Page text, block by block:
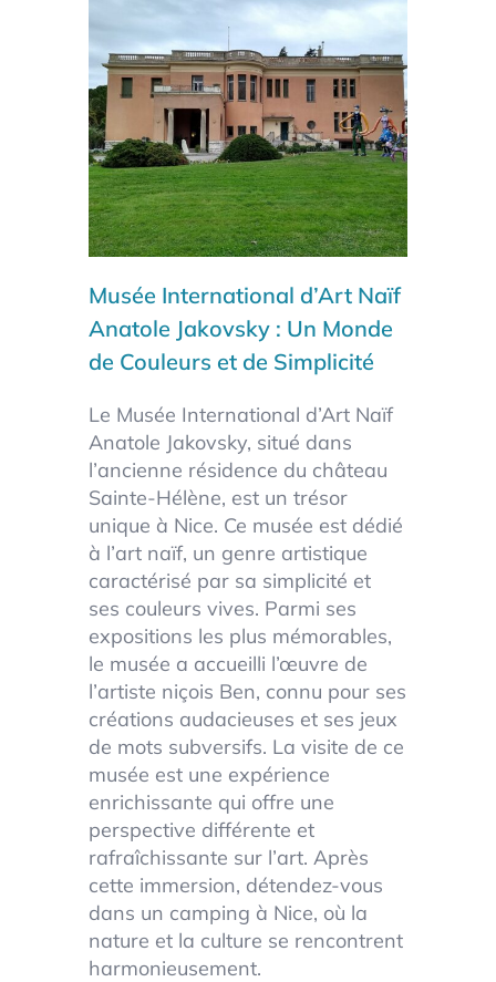
Musée International d’Art Naïf
Anatole Jakovsky : Un Monde
de Couleurs et de Simplicité
Le Musée International d’Art Naïf
Anatole Jakovsky, situé dans
l’ancienne résidence du château
Sainte-Hélène, est un trésor
unique à Nice. Ce musée est dédié
à l’art naïf, un genre artistique
caractérisé par sa simplicité et
ses couleurs vives. Parmi ses
expositions les plus mémorables,
le musée a accueilli l’œuvre de
l’artiste niçois Ben, connu pour ses
créations audacieuses et ses jeux
de mots subversifs. La visite de ce
musée est une expérience
enrichissante qui offre une
perspective différente et
rafraîchissante sur l’art. Après
cette immersion, détendez-vous
dans un camping à Nice, où la
nature et la culture se rencontrent
harmonieusement.